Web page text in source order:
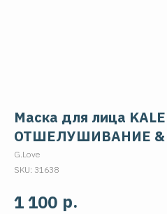
Маска для лица KALE
ОТШЕЛУШИВАНИЕ
G.Love
SKU: 31638
1 100 р.